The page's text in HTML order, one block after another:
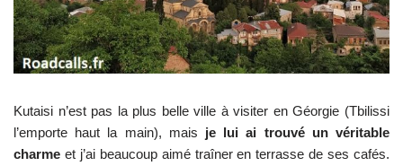
Kutaisi n’est pas la plus belle ville à visiter en Géorgie (Tbilissi
l’emporte haut la main), mais je lui ai trouvé un véritable
charme et j’ai beaucoup aimé traîner en terrasse de ses cafés.